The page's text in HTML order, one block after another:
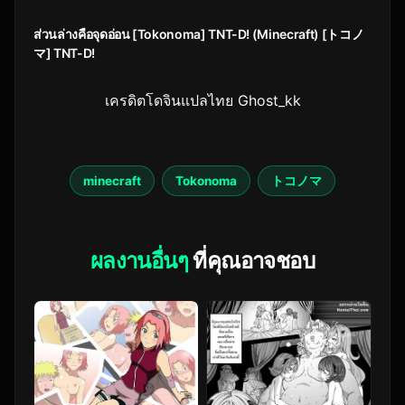
ส่วนล่างคือจุดอ่อน [Tokonoma] TNT-D! (Minecraft) [トコノ
マ] TNT-D!
เครดิตโดจินแปลไทย Ghost_kk
minecraft Tokonoma トコノマ
ผลงานอื่นๆที่คุณอาจชอบ